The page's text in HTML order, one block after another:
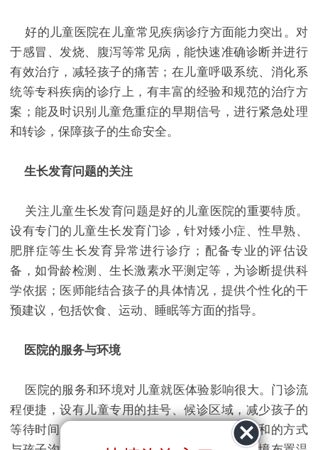
好的儿童医院在儿童常见疾病诊疗方面能力突出。对
于感冒、发烧、腹泻等常见病，能快速准确诊断并进行
有效治疗，减轻孩子的痛苦；在儿童呼吸系统、消化系
统等专科疾病的诊疗上，有丰富的经验和规范的治疗方
案；能及时识别儿童危重症的早期信号，进行紧急处理
和转诊，保障孩子的生命安全。​
生长发育问题的关注​
关注儿童生长发育问题是好的儿童医院的重要特质。
设有专门的儿童生长发育门诊，针对矮小症、性早熟、
肥胖症等生长发育异常进行诊疗；配备专业的评估设
备，如骨龄检测、生长激素水平测定等，为诊断提供科
学依据；医师能结合孩子的具体情况，提供个性化的干
预建议，包括饮食、运动、睡眠等方面的指导。​
医院的服务与环境​
医院的服务和环境对儿童就医体验影响很大。门诊流
程便捷，设有儿童专用的挂号、候诊区域，减少孩子的
等待时间；医护人员对待孩子有耐心，采用温和的方式